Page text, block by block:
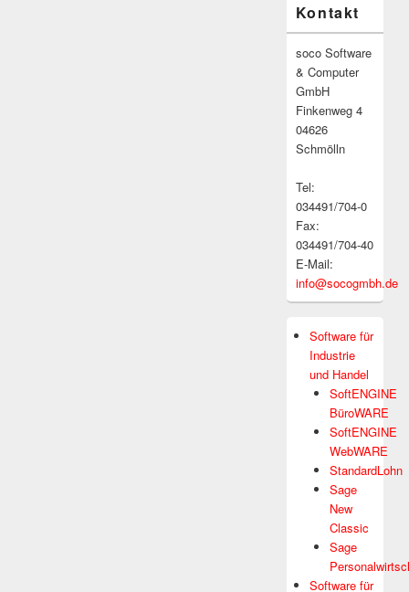
Seitenleisten-
Widgetbereich
Kontakt
soco Software
& Computer
GmbH
Finkenweg 4
04626
Schmölln
Tel:
034491/704-0
Fax:
034491/704-40
E-Mail:
info@socogmbh.de
Software für
Industrie
und Handel
SoftENGINE
BüroWARE
SoftENGINE
WebWARE
StandardLohn
Sage
New
Classic
Sage
Software für